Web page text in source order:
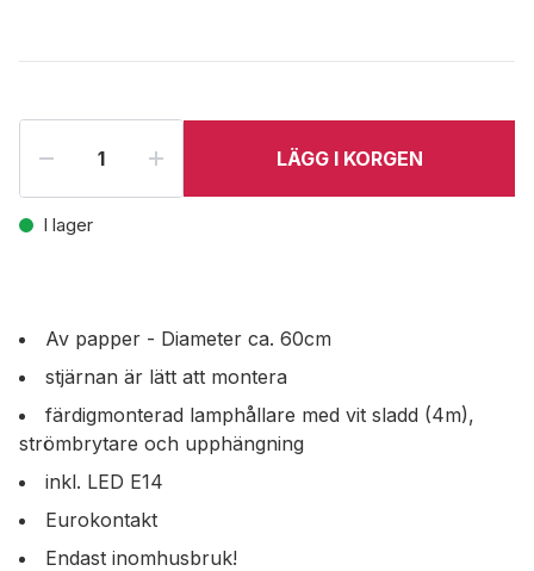
LÄGG I KORGEN
I lager
Av papper - Diameter ca. 60cm
stjärnan är lätt att montera
färdigmonterad lamphållare med vit sladd (4m),
strömbrytare och upphängning
inkl. LED E14
Eurokontakt
Endast inomhusbruk!